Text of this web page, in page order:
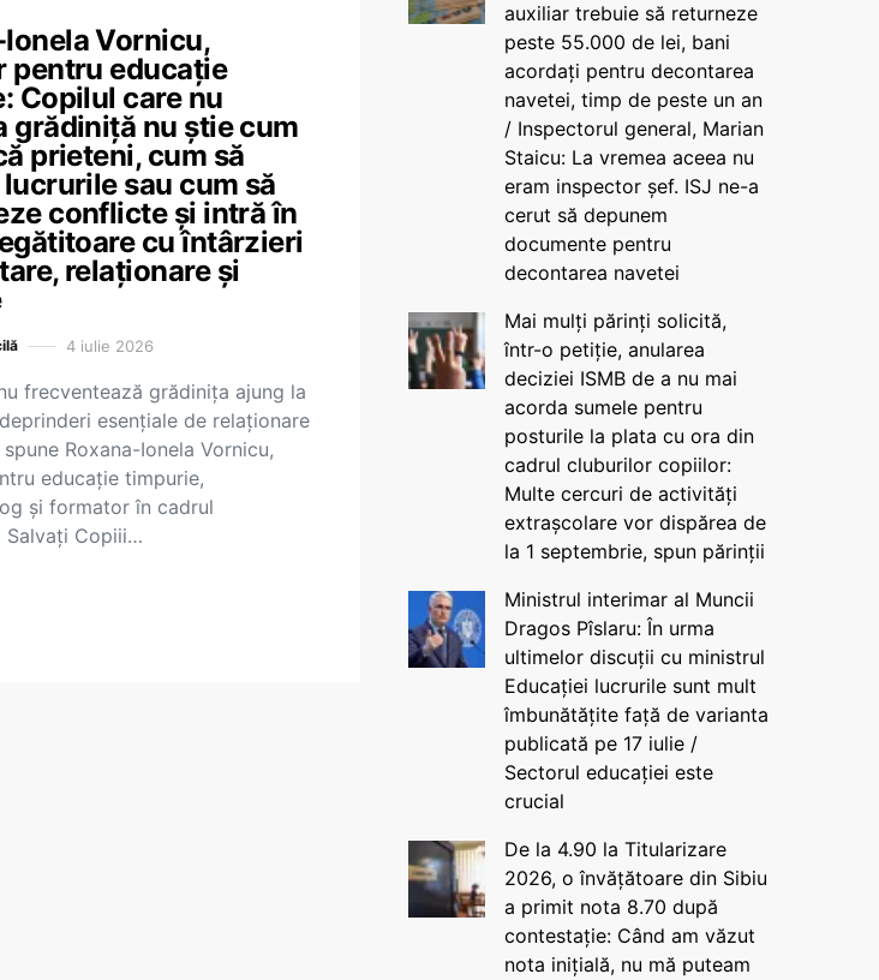
Vornicu,
pentru educație
Copilul care nu
grădiniță nu știe cum
prieteni, cum să
sau cum să
conflicte și intră în
cu întârzieri
relaționare și
4 iulie 2026
frecventează grădinița ajung la
esențiale de relaționare
Roxana-Ionela Vornicu,
educație timpurie,
și formator în cadrul
Salvați Copiii…
auxiliar trebuie să returneze
peste 55.000 de lei, bani
acordați pentru decontarea
navetei, timp de peste un an
/ Inspectorul general, Marian
Staicu: La vremea aceea nu
eram inspector șef. ISJ ne-a
cerut să depunem
documente pentru
decontarea navetei
Mai mulți părinți solicită,
într-o petiție, anularea
deciziei ISMB de a nu mai
acorda sumele pentru
posturile la plata cu ora din
cadrul cluburilor copiilor:
Multe cercuri de activități
extrașcolare vor dispărea de
la 1 septembrie, spun părinții
Ministrul interimar al Muncii
Dragos Pîslaru: În urma
ultimelor discuții cu ministrul
Educației lucrurile sunt mult
îmbunătățite față de varianta
publicată pe 17 iulie /
Sectorul educației este
crucial
De la 4.90 la Titularizare
2026, o învățătoare din Sibiu
a primit nota 8.70 după
contestație: Când am văzut
nota inițială, nu mă puteam